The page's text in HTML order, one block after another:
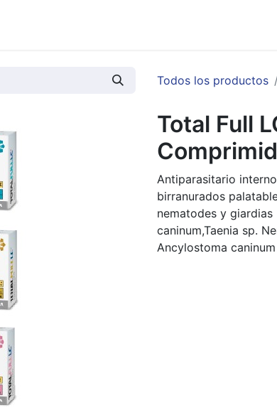
Todos los productos
Total Full
Antiparasitario
birranurados
nematodes y
caninum,Taenia sp.
Ancylostoma